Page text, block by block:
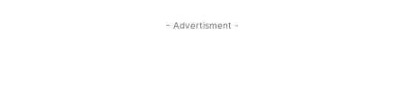
- Advertisment -